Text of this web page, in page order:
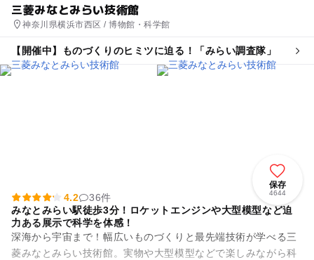
三菱みなとみらい技術館
神奈川県横浜市西区 / 博物館・科学館
【開催中】ものづくりのヒミツに迫る！「みらい調査隊」
保存
4644
4.2
36件
みなとみらい駅徒歩3分！ロケットエンジンや大型模型など迫
力ある展示で科学を体感！
深海から宇宙まで！幅広いものづくりと最先端技術が学べる三
菱みなとみらい技術館。実物や大型模型などで楽しみながら科